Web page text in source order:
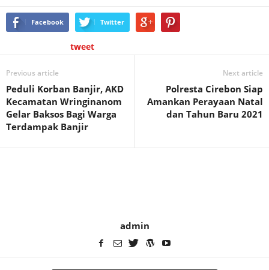
Facebook Twitter
tweet
Previous article
Peduli Korban Banjir, AKD
Kecamatan Wringinanom
Gelar Baksos Bagi Warga
Terdampak Banjir
Next article
Polresta Cirebon Siap
Amankan Perayaan Natal
dan Tahun Baru 2021
admin